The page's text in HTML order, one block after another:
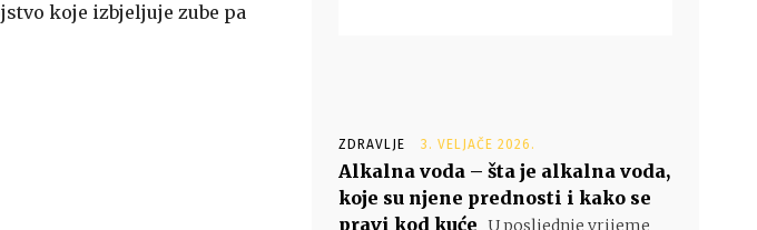
koje izbjeljuje zube pa
ZDRAVLJE 3. VELJAČE 2026.
Alkalna voda – šta je alkalna voda,
koje su njene prednosti i kako se
pravi kod kuće U posljednje vrijeme